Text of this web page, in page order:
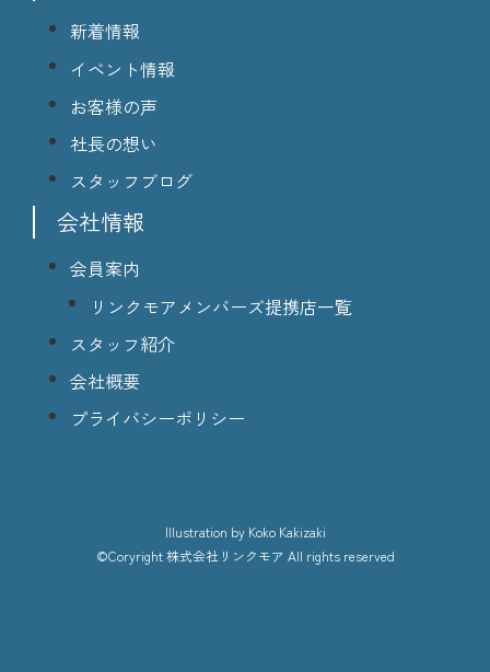
新着情報
イベント情報
お客様の声
社長の想い
スタッフブログ
会社情報
会員案内
リンクモアメンバーズ提携店一覧
スタッフ紹介
会社概要
プライバシーポリシー
lllustration by Koko Kakizaki
©Coryright 株式会社リンクモア All rights reserved